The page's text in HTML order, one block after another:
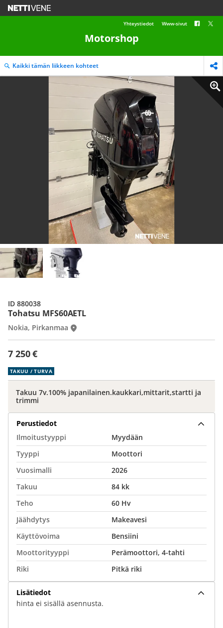
Motorshop
Yhteystiedot Www-sivut
Kaikki tämän liikkeen kohteet
Tohatsu MFS60AETL
7 250 €
Nokia, Pirkanmaa
ID 880038
TAKUU / TURVA
Takuu 7v.100% japanilainen.kaukkari,mittarit,startti ja
trimmi
Perustiedot
Ilmoitustyyppi
Myydään
Tyyppi
Moottori
Vuosimalli
2026
Takuu
84 kk
Teho
60 Hv
Jäähdytys
Makeavesi
Käyttövoima
Bensiini
Moottorityyppi
Perämoottori, 4-tahti
Riki
Pitkä riki
Lisätiedot
hinta ei sisällä asennusta.